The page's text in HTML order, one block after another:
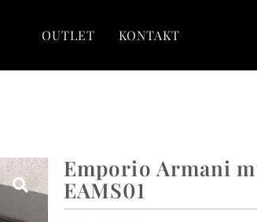
OUTLET KONTAKT
Emporio Armani
EAMS01